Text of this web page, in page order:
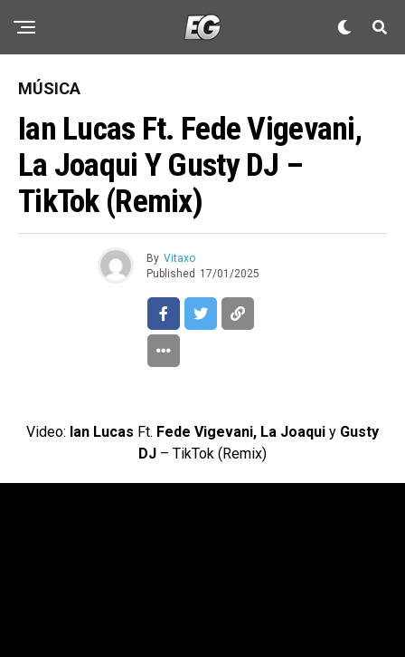
MÚSICA
Ian Lucas Ft. Fede Vigevani,
La Joaqui Y Gusty DJ –
TikTok (Remix)
By Vitaxo
Published 17/01/2025
Video: Ian Lucas Ft. Fede Vigevani, La Joaqui y Gusty
DJ – TikTok (Remix)